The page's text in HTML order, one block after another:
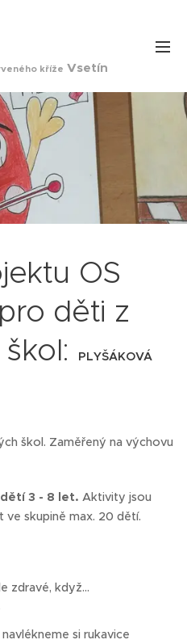
kříže Vsetín
OS
děti z
PLYŠÁKOVÁ
škol. Zaměřený na výchovu
dětí3 - 8 let. Aktivity jsou
ve skupině max. 20 dětí.
zdravé, když…
si rukavice